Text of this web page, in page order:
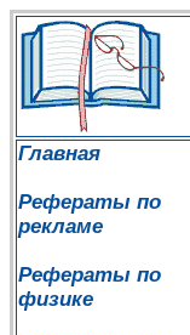
Главная
Рефераты по
рекламе
Рефераты по
физике